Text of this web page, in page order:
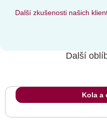
Další zkušenosti našich
Další
Kola a